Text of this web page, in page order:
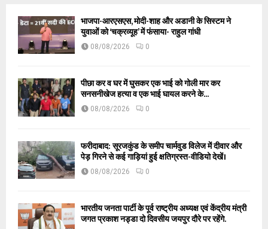
भाजपा-आरएसएस, मोदी-शाह और अडानी के सिस्टम ने
युवाओं को ‘चक्रव्यूह’ में फंसाया- राहुल गांधी
08/08/2026 0
पीछा कर व घर में घुसकर एक भाई को गोली मार कर
सनसनीखेज हत्या व एक भाई घायल करने के...
08/08/2026 0
फरीदाबाद: सूरजकुंड के समीप चार्मवुड विलेज में दीवार और
पेड़ गिरने से कई गाड़ियां हुई क्षतिग्रस्त-वीडियो देखें।
08/08/2026 0
भारतीय जनता पार्टी के पूर्व राष्ट्रीय अध्यक्ष एवं केंद्रीय मंत्री
जगत प्रकाश नड्डा दो दिवसीय जयपुर दौरे पर रहेंगे.